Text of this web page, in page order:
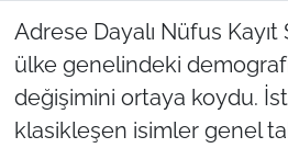
Adrese Dayalı Nüfus
ülke genelindeki
değişimini ortaya koydu.
klasikleşen isimler genel